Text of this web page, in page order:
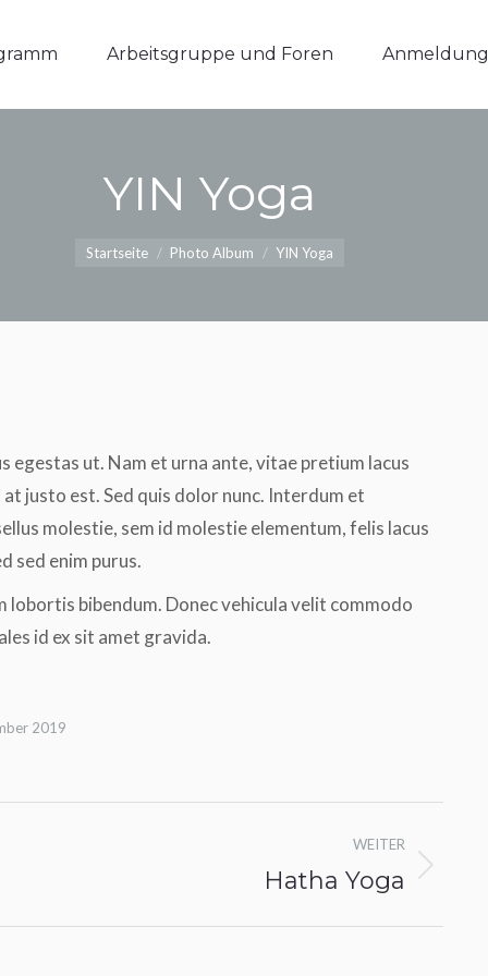
Arbeitsgruppe und Foren Anmeldung
YIN Yoga
Startseite Photo Album YIN Yoga
egestas ut. Nam et urna ante, vitae pretium lacus
justo est. Sed quis dolor nunc. Interdum et
molestie, sem id molestie elementum, felis lacus
sed enim purus.
bibendum. Donec vehicula velit commodo
id ex sit amet gravida.
2019
WEITER
Hatha Yoga